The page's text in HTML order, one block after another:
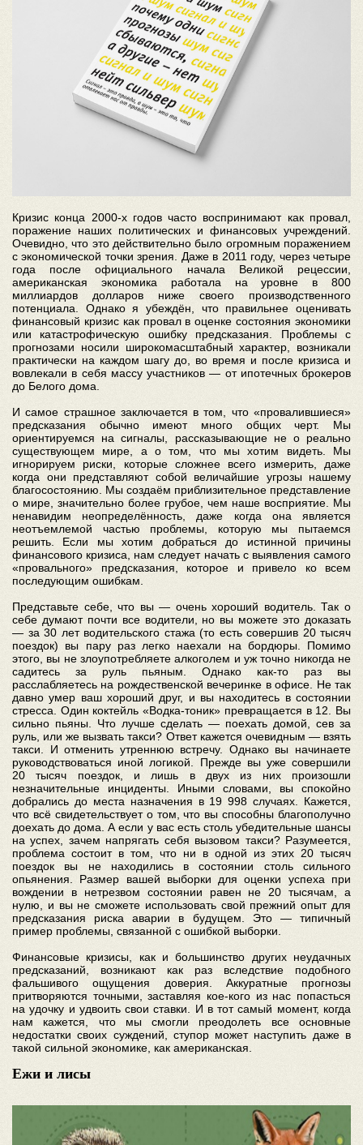
Кризис конца 2000-х годов часто воспринимают как провал,
поражение наших политических и финансовых учреждений.
Очевидно, что это действительно было огромным поражением
с экономической точки зрения. Даже в 2011 году, через четыре
года после официального начала Великой рецессии,
американская экономика работала на уровне в 800
миллиардов долларов ниже своего производственного
потенциала. Однако я убеждён, что правильнее оценивать
финансовый кризис как провал в оценке состояния экономики
или катастрофическую ошибку предсказания. Проблемы с
прогнозами носили широкомасштабный характер, возникали
практически на каждом шагу до, во время и после кризиса и
вовлекали в себя массу участников — от ипотечных брокеров
до Белого дома.
И самое страшное заключается в том, что «провалившиеся»
предсказания обычно имеют много общих черт. Мы
ориентируемся на сигналы, рассказывающие не о реально
существующем мире, а о том, что мы хотим видеть. Мы
игнорируем риски, которые сложнее всего измерить, даже
когда они представляют собой величайшие угрозы нашему
благосостоянию. Мы создаём приблизительное представление
о мире, значительно более грубое, чем наше восприятие. Мы
ненавидим неопределённость, даже когда она является
неотъемлемой частью проблемы, которую мы пытаемся
решить. Если мы хотим добраться до истинной причины
финансового кризиса, нам следует начать с выявления самого
«провального» предсказания, которое и привело ко всем
последующим ошибкам.
Представьте себе, что вы — очень хороший водитель. Так о
себе думают почти все водители, но вы можете это доказать
— за 30 лет водительского стажа (то есть совершив 20 тысяч
поездок) вы пару раз легко наехали на бордюры. Помимо
этого, вы не злоупотребляете алкоголем и уж точно никогда не
садитесь за руль пьяным. Однако как-то раз вы
расслабляетесь на рождественской вечеринке в офисе. Не так
давно умер ваш хороший друг, и вы находитесь в состоянии
стресса. Один коктейль «Водка-тоник» превращается в 12. Вы
сильно пьяны. Что лучше сделать — поехать домой, сев за
руль, или же вызвать такси? Ответ кажется очевидным — взять
такси. И отменить утреннюю встречу. Однако вы начинаете
руководствоваться иной логикой. Прежде вы уже совершили
20 тысяч поездок, и лишь в двух из них произошли
незначительные инциденты. Иными словами, вы спокойно
добрались до места назначения в 19 998 случаях. Кажется,
что всё свидетельствует о том, что вы способны благополучно
доехать до дома. А если у вас есть столь убедительные шансы
на успех, зачем напрягать себя вызовом такси? Разумеется,
проблема состоит в том, что ни в одной из этих 20 тысяч
поездок вы не находились в состоянии столь сильного
опьянения. Размер вашей выборки для оценки успеха при
вождении в нетрезвом состоянии равен не 20 тысячам, а
нулю, и вы не сможете использовать свой прежний опыт для
предсказания риска аварии в будущем. Это — типичный
пример проблемы, связанной с ошибкой выборки.
Финансовые кризисы, как и большинство других неудачных
предсказаний, возникают как раз вследствие подобного
фальшивого ощущения доверия. Аккуратные прогнозы
притворяются точными, заставляя кое-кого из нас попасться
на удочку и удвоить свои ставки. И в тот самый момент, когда
нам кажется, что мы смогли преодолеть все основные
недостатки своих суждений, ступор может наступить даже в
такой сильной экономике, как американская.
Ежи и лисы